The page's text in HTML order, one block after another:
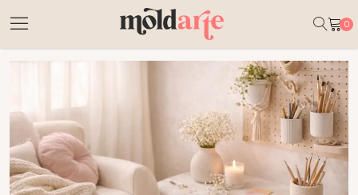
Insumos Yeso
0